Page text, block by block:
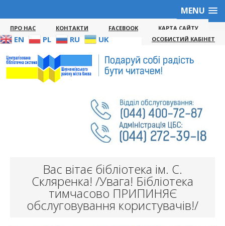
MENU
ПРО НАС КОНТАКТИ FACEBOOK КАРТА САЙТУ
EN PL RU UK ОСОБИСТИЙ КАБІНЕТ
Вас вітає бібліотека ім. С.
Скляренка! /Увага! Бібліотека
тимчасово ПРИПИНЯЄ
обслуговування користувачів!/